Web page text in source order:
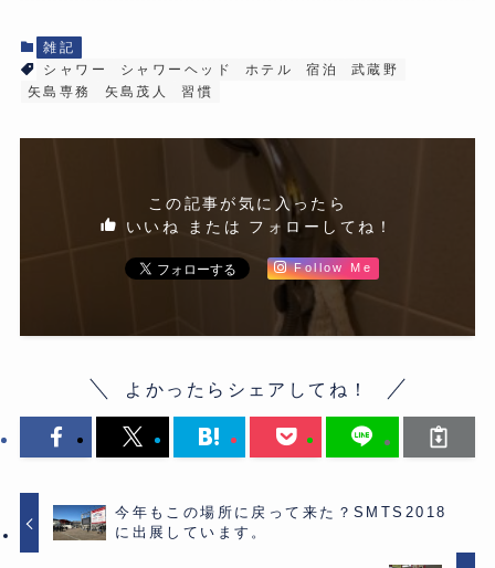
雑記
シャワー
シャワーヘッド ホテル 宿泊
武蔵野
矢島専務
矢島茂人 習慣
この記事が気に入ったら
いいね または フォローしてね！
Follow Me
よかったらシェアしてね！
今年もこの場所に戻って来た？SMTS2018
に出展しています。